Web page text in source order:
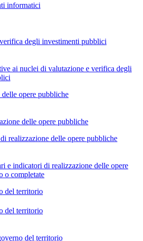
informatici
degli investimenti pubblici
ai nuclei di valutazione e verifica degli
opere pubbliche
delle opere pubbliche
realizzazione delle opere pubbliche
e indicatori di realizzazione delle opere
o completate
del territorio
del territorio
del territorio